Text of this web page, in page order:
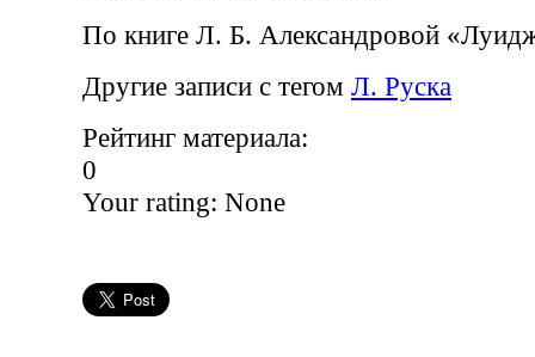
По книге Л. Б. Александровой
Другие записи с тегом Л. Руска
Рейтинг материала:
0
Your rating: None